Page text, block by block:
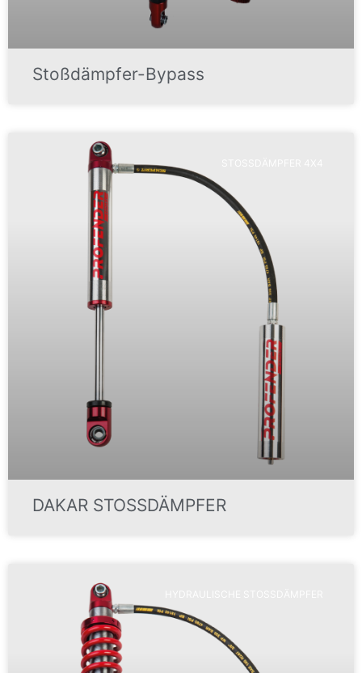
Stoßdämpfer-Bypass
DAKAR STOSSDÄMPFER